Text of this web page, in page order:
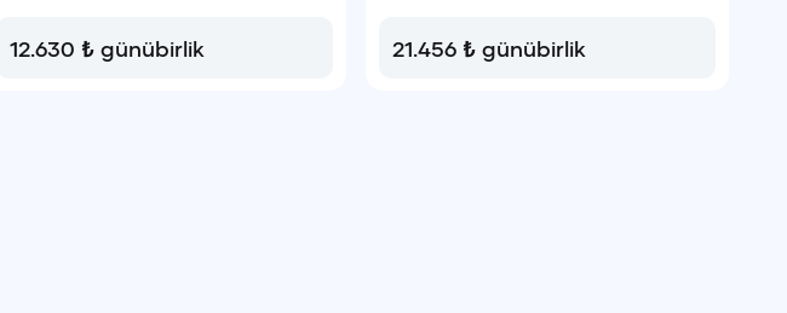
12.630 ₺ günübirlik 21.456 ₺ günübirlik